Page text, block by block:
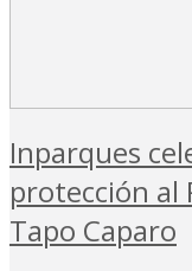
Inparques
protección al
Tapo Caparo